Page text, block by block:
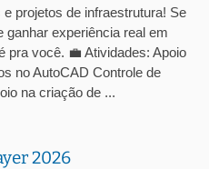
projetos de infraestrutura! Se
ganhar experiência real em
pra você. 💼 Atividades: Apoio
no AutoCAD Controle de
na criação de ...
2026